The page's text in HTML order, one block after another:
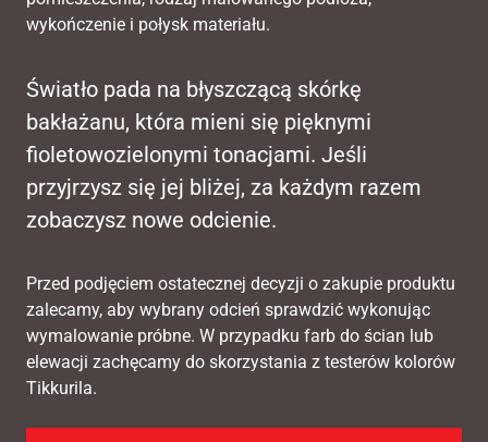
wykończenie i połysk materiału.
Światło pada na błyszczącą skórkę
bakłażanu, która mieni się pięknymi
fioletowozielonymi tonacjami. Jeśli
przyjrzysz się jej bliżej, za każdym razem
zobaczysz nowe odcienie.
Przed podjęciem ostatecznej decyzji o zakupie produktu
zalecamy, aby wybrany odcień sprawdzić wykonując
wymalowanie próbne. W przypadku farb do ścian lub
elewacji zachęcamy do skorzystania z testerów kolorów
Tikkurila.